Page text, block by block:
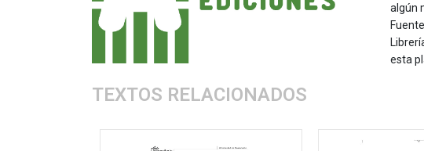
algún
esta
TEXTOS RELACIONADOS